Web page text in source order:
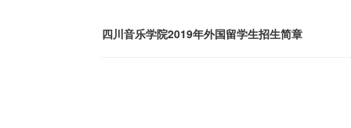
四川音乐学院2019年外国留学生招生简章